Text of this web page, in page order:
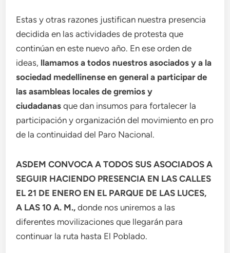
Estas y otras razones justifican nuestra presencia
decidida en las actividades de protesta que
continúan en este nuevo año. En ese orden de
ideas, llamamos a todos nuestros asociados y a la
sociedad medellinense en general a participar de
las asambleas locales de gremios y
ciudadanas que dan insumos para fortalecer la
participación y organización del movimiento en pro
de la continuidad del Paro Nacional.
ASDEM CONVOCA A TODOS SUS ASOCIADOS A
SEGUIR HACIENDO PRESENCIA EN LAS CALLES
EL 21 DE ENERO EN EL PARQUE DE LAS LUCES,
A LAS 10 A. M., donde nos uniremos a las
diferentes movilizaciones que llegarán para
continuar la ruta hasta El Poblado.